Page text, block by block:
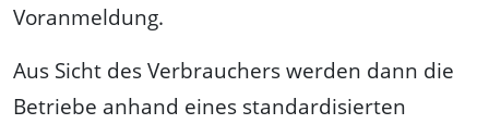
Voranmeldung.
Aus Sicht des Verbrauchers werden dann die
Betriebe anhand eines standardisierten